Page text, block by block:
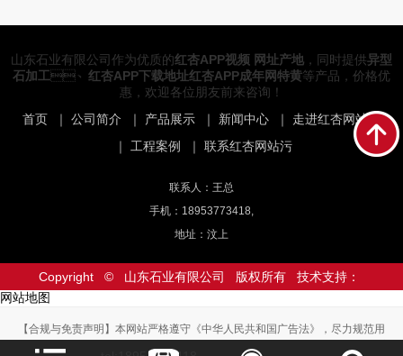
山东石业有限公司作为优质的红杏APP视频 网址产地，同时提供异型
石加工、 红杏APP下载地址红杏APP成年网特黄等产品，价格优
惠，欢迎各位朋友前来咨询！
首页｜ 公司简介 ｜ 产品展示｜ 新闻中心｜ 走进红杏网站污
｜ 工程案例 ｜ 联系红杏网站污
联系人：王总
手机：18953773418,
地址：汶上
Copyright © 山东石业有限公司 版权所有 技术支持：
网站地图
【合规与免责声明】本网站严格遵守《中华人民共和国广告法》，尽力规范用